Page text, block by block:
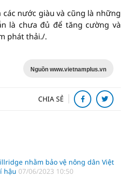
nước giàu và cũng là những
là chưa đủ để tăng cường và
phát thải./.
Nguồn www.vietnamplus.vn
CHIA SẺ
nhằm bảo vệ nông dân Việt
hậu 07/06/2023 10:50